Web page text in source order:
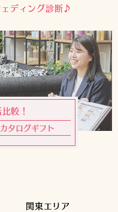
ディング診断♪
較！
タログギフト
関東エリア